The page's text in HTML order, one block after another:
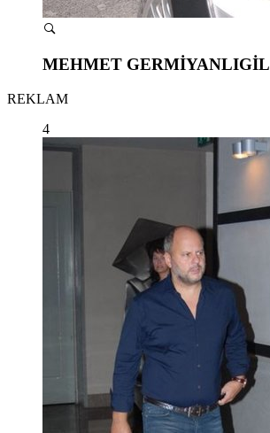
MEHMET GERMİYANLIGİL
REKLAM
4